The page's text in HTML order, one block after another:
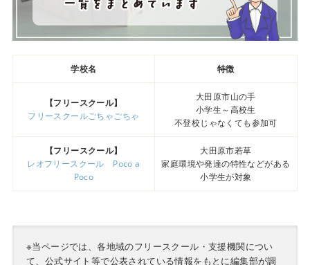
学校名 特徴
【フリースクール】
フリースクールごちゃごちゃ
大田原市山の手
小学生～高校生
不登校じゃなくても参加可
【フリースクール】
レオフリースクール Poco a
Poco
大田原市若草
家庭環境や発達の特性などがある
小学生が対象
※当ページでは、各地域のフリースクール・支援機関につい
て、公式サイト等で公表されている情報をもとに編集部が調